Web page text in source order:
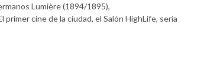
Lumière (1894/1895),
primer cine de la ciudad, el Salón HighLife, sería